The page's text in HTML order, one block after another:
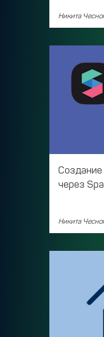
Никита
через
Никита